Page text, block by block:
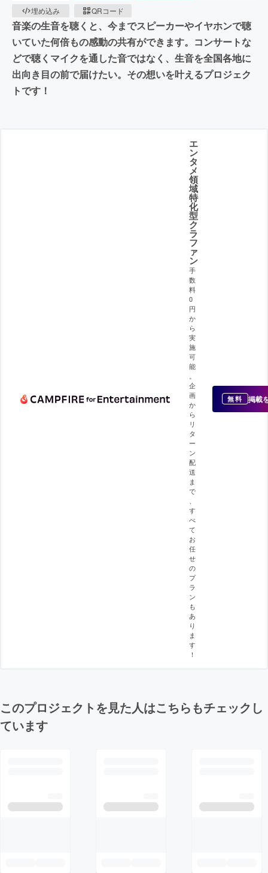
埋め込み
QRコード
音楽の生音を聴くと、今までスピーカーやイヤホンで聴
いていた何倍もの感動の共有ができます。コンサートな
どで聴くマイクを通した音ではなく、生音を全国各地に
出向き目の前で届けたい。その想いを叶えるプロジェク
トです！
エ
ン
タ
メ
領
域
特
化
型
ク
ラ
フ
ァ
ン
手
数
料
0
円
か
ら
実
施
可
能
企
画
か
ら
リ
タ
ー
ン
配
送
ま
で
す
べ
て
お
任
せ
の
プ
ラ
ン
も
あ
り
ま
す
！
無料 掲載
このプロジェクトを見た人はこちらもチェックし
ています